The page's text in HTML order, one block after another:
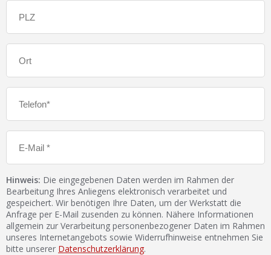
Hinweis: Die eingegebenen Daten werden im Rahmen der
Bearbeitung Ihres Anliegens elektronisch verarbeitet und
gespeichert. Wir benötigen Ihre Daten, um der Werkstatt die
Anfrage per E-Mail zusenden zu können. Nähere Informationen
allgemein zur Verarbeitung personenbezogener Daten im Rahmen
unseres Internetangebots sowie Widerrufhinweise entnehmen Sie
bitte unserer Datenschutzerklärung.